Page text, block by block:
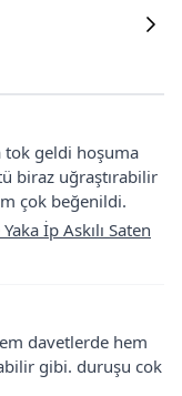
tok geldi hoşuma
biraz uğraştırabilir
çok beğenildi.
İp Askılı Saten
davetlerde hem
gibi. duruşu cok